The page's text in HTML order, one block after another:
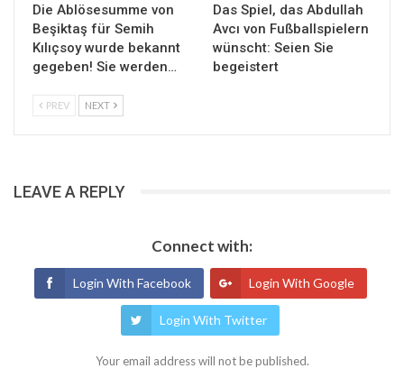
Die Ablösesumme von
Beşiktaş für Semih
Kılıçsoy wurde bekannt
gegeben! Sie werden…
Das Spiel, das Abdullah
Avcı von Fußballspielern
wünscht: Seien Sie
begeistert
PREV NEXT
LEAVE A REPLY
Connect with:
Login With Facebook Login With Google
Login With Twitter
Your email address will not be published.